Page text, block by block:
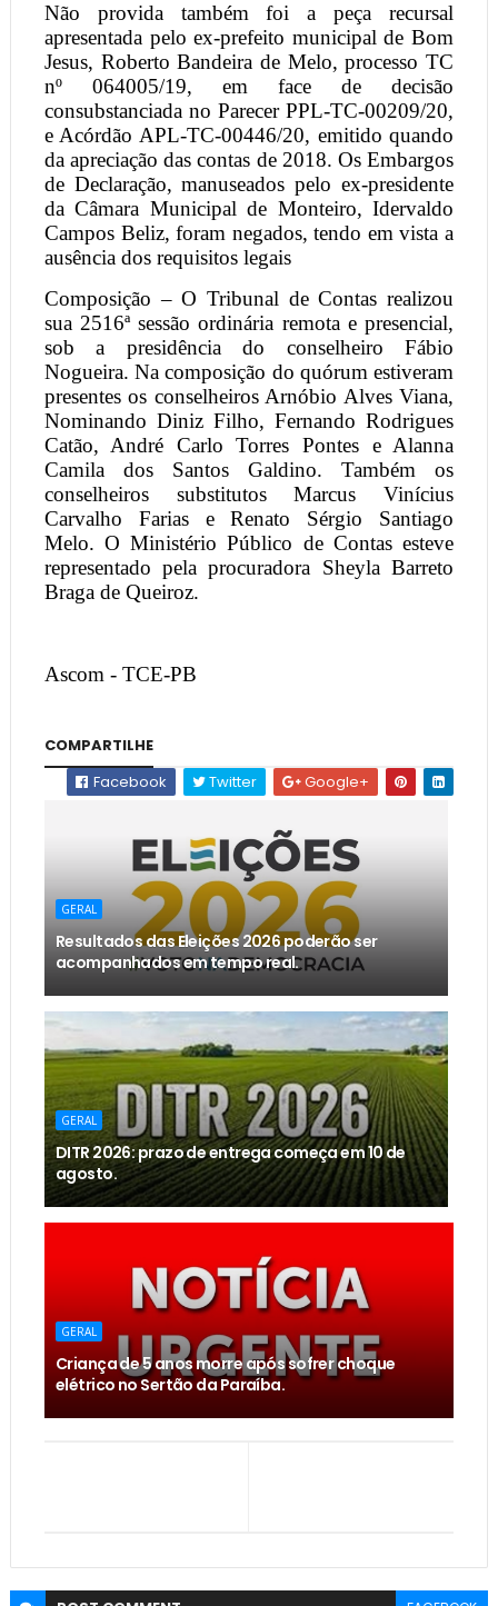
Não provida também foi a peça recursal
apresentada pelo ex-prefeito municipal de Bom
Jesus, Roberto Bandeira de Melo, processo TC
nº 064005/19, em face de decisão
consubstanciada no Parecer PPL-TC-00209/20,
e Acórdão APL-TC-00446/20, emitido quando
da apreciação das contas de 2018. Os Embargos
de Declaração, manuseados pelo ex-presidente
da Câmara Municipal de Monteiro, Idervaldo
Campos Beliz, foram negados, tendo em vista a
ausência dos requisitos legais
Composição – O Tribunal de Contas realizou
sua 2516ª sessão ordinária remota e presencial,
sob a presidência do conselheiro Fábio
Nogueira. Na composição do quórum estiveram
presentes os conselheiros Arnóbio Alves Viana,
Nominando Diniz Filho, Fernando Rodrigues
Catão, André Carlo Torres Pontes e Alanna
Camila dos Santos Galdino. Também os
conselheiros substitutos Marcus Vinícius
Carvalho Farias e Renato Sérgio Santiago
Melo. O Ministério Público de Contas esteve
representado pela procuradora Sheyla Barreto
Braga de Queiroz.
Ascom - TCE-PB
COMPARTILHE
Facebook
Twitter Google+
GERAL
Resultados das Eleições 2026 poderão ser
acompanhados em tempo real.
GERAL
DITR 2026: prazo de entrega começa em 10 de
agosto.
GERAL
Criança de 5 anos morre após sofrer choque
elétrico no Sertão da Paraíba.